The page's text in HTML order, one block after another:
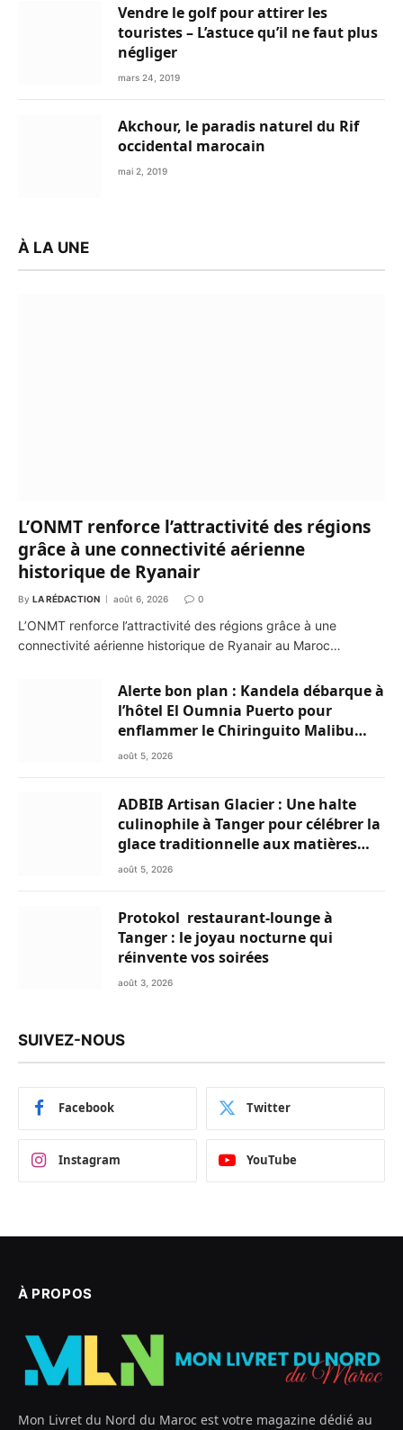
Vendre le golf pour attirer les
touristes – L’astuce qu’il ne faut plus
négliger
mars 24, 2019
Akchour, le paradis naturel du Rif
occidental marocain
mai 2, 2019
À LA UNE
L’ONMT renforce l’attractivité des régions
grâce à une connectivité aérienne
historique de Ryanair
By LA RÉDACTION août 6, 2026 0
L’ONMT renforce l’attractivité des régions grâce à une
connectivité aérienne historique de Ryanair au Maroc…
Alerte bon plan : Kandela débarque à
l’hôtel El Oumnia Puerto pour
enflammer le Chiringuito Malibu
Club
août 5, 2026
ADBIB Artisan Glacier : Une halte
culinophile à Tanger pour célébrer la
glace traditionnelle aux matières
premières de choix
août 5, 2026
Protokol restaurant-lounge à
Tanger : le joyau nocturne qui
réinvente vos soirées
août 3, 2026
SUIVEZ-NOUS
Facebook Twitter
Instagram YouTube
À PROPOS
Mon Livret du Nord du Maroc est votre magazine dédié au